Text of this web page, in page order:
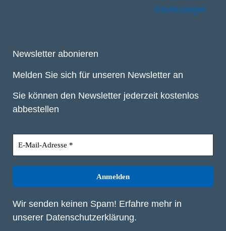
Newsletter abonieren
Melden Sie sich für unseren Newsletter an
Sie können den Newsletter jederzeit kostenlos
abbestellen
Wir senden keinen Spam! Erfahre mehr in
unserer Datenschutzerklärung.